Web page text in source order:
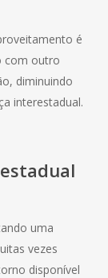
é
com outro
diminuindo
interestadual.
uma
vezes
disponível